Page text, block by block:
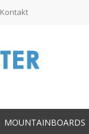
Kontakt
MOUNTAINBOARDS